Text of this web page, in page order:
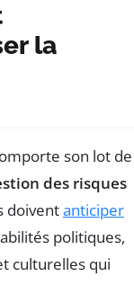
la
son lot de
des risques
doiventanticiper
politiques,
culturelles qui